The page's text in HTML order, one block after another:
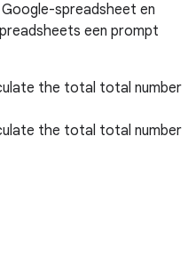
spreadsheet en
een prompt
the total total number
the total total number